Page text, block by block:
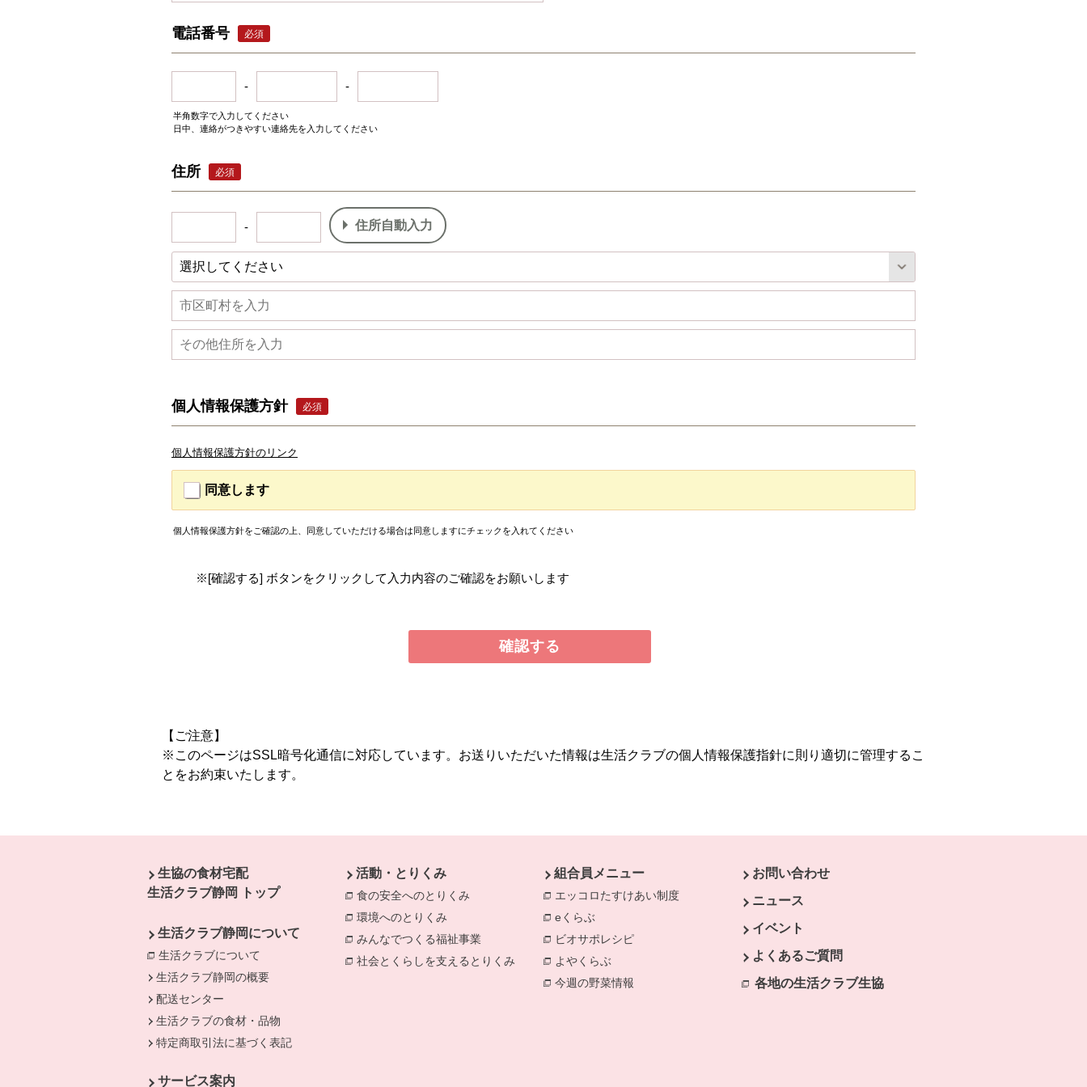
電話番号 必須
- -
半角数字で入力してください
日中、連絡がつきやすい連絡先を入力してください
住所 必須
- 住所自動入力
個人情報保護方針 必須
個人情報保護方針のリンク
同意します
個人情報保護方針をご確認の上、同意していただける場合は同意しますにチェックを入れてください
※[確認する] ボタンをクリックして入力内容のご確認をお願いします
【ご注意】
※このページはSSL暗号化通信に対応しています。お送りいただいた情報は生活クラブの個人情報保護指針に則り適切に管理するこ
とをお約束いたします。
生協の食材宅配
生活クラブ静岡 トップ
生活クラブ静岡について
生活クラブについて
生活クラブ静岡の概要
配送センター
生活クラブの食材・品物
特定商取引法に基づく表記
サービス案内
活動・とりくみ
食の安全へのとりくみ 別のウィンドウで開きます。
環境へのとりくみ 別のウィンドウで開きます。
みんなでつくる福祉事業 別のウィンドウで開きます。
社会とくらしを支えるとりくみ 別のウィンドウで開きます。
組合員メニュー
エッコロたすけあい制度
eくらぶ
ビオサポレシピ 別のウィンドウで開きます。
よやくらぶ 別のウィンドウで開きます。
今週の野菜情報 別のウィンドウで開きます。
お問い合わせ
ニュース
イベント
よくあるご質問
各地の生活クラブ生協